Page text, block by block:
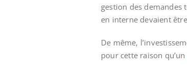
gestion des demandes
en interne devaient
De même,
pour cette raison qu’un